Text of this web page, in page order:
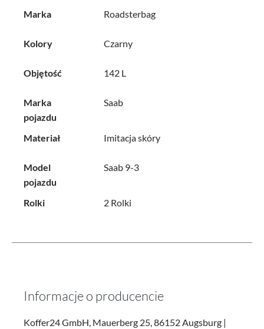
Marka
Roadsterbag
Kolory Czarny
Objętość 142 L
Marka
pojazdu
Saab
Materiał Imitacja skóry
Model
pojazdu
Saab 9-3
Rolki 2 Rolki
Informacje o producencie
Koffer24 GmbH, Mauerberg 25, 86152 Augsburg |